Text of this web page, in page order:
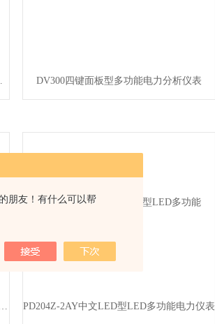
朋友！有什么可以帮
数显表 DV300四键面板型多功能电力分析仪表
控用液晶多功能网络电力仪表 PD204Z-2AY中文LED型LED多功能电力仪表